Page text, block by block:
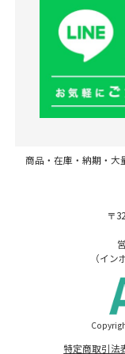
商品・在庫・納期・大
〒
（イン
特定商取引法